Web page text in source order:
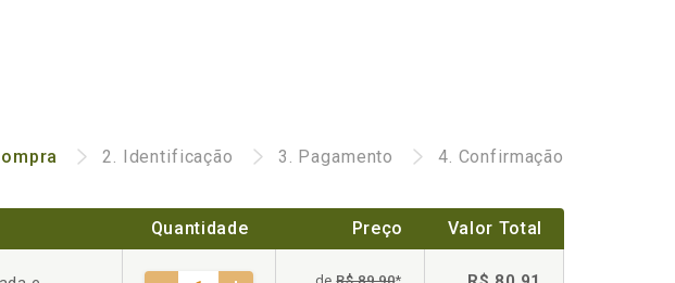
2. Identificação 3. Pagamento 4. Confirmação
Quantidade Preço Valor Total